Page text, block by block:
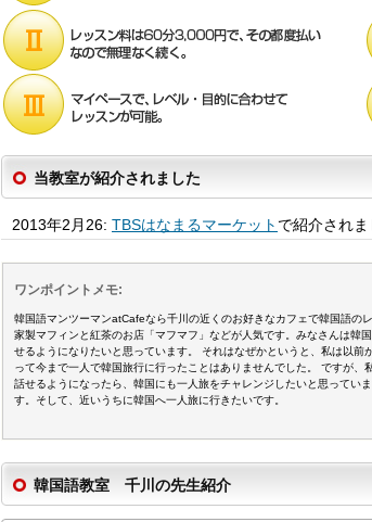
当教室が紹介されました
2013年2月26: TBSはなまるマーケット で紹介されま
ワンポイントメモ:
韓国語マンツーマンatCafeなら千川の近くのお好きなカフェで韓国語の
家製マフィンと紅茶のお店「マフマフ」などが人気です。みなさんは韓
せるようになりたいと思っています。 それはなぜかというと、私は以
って今まで一人で韓国旅行に行ったことはありませんでした。 ですが
話せるようになったら、韓国にも一人旅をチャレンジしたいと思ってい
す。そして、近いうちに韓国へ一人旅に行きたいです。
韓国語教室 千川の先生紹介